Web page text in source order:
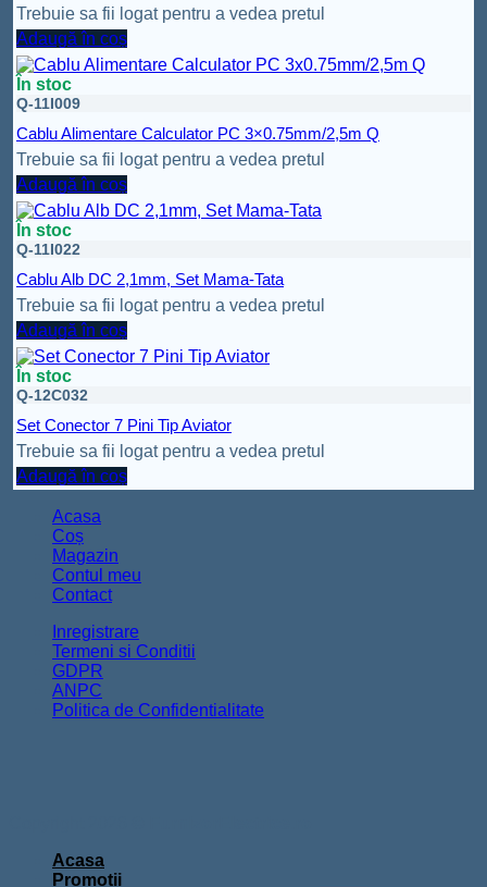
Trebuie sa fii logat pentru a vedea pretul
Adaugă în coș
În stoc
Q-11I009
Cablu Alimentare Calculator PC 3×0.75mm/2,5m Q
Trebuie sa fii logat pentru a vedea pretul
Adaugă în coș
În stoc
Q-11I022
Cablu Alb DC 2,1mm, Set Mama-Tata
Trebuie sa fii logat pentru a vedea pretul
Adaugă în coș
În stoc
Q-12C032
Set Conector 7 Pini Tip Aviator
Trebuie sa fii logat pentru a vedea pretul
Adaugă în coș
Acasa
Coș
Magazin
Contul meu
Contact
Inregistrare
Termeni si Conditii
GDPR
ANPC
Politica de Confidentialitate
Acasa
Promotii